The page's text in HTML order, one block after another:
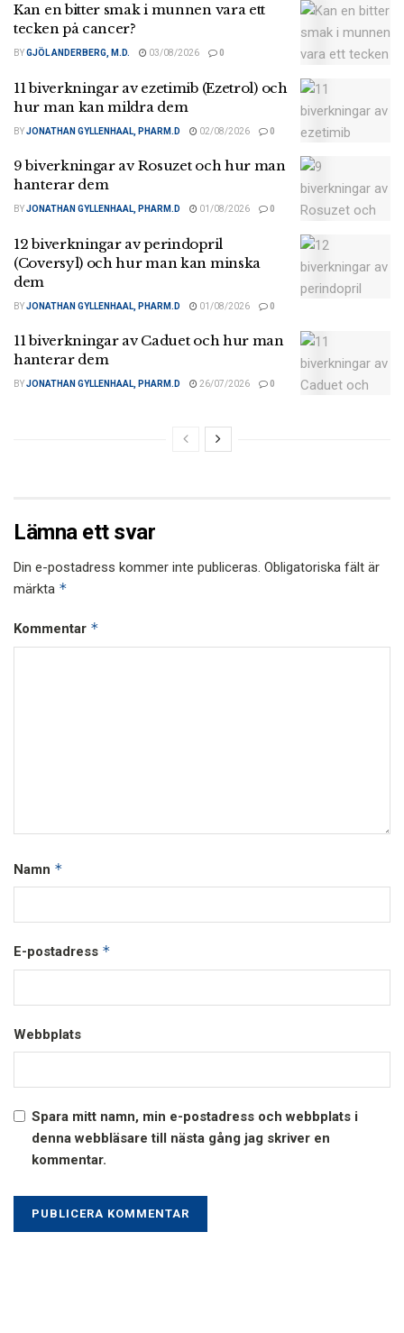
Kan en bitter smak i munnen vara ett
tecken på cancer?
BYGJÖL ANDERBERG, M.D. 03/08/2026 0
11 biverkningar av ezetimib (Ezetrol) och
hur man kan mildra dem
BYJONATHAN GYLLENHAAL, PHARM.D 02/08/2026 0
9 biverkningar av Rosuzet och hur man
hanterar dem
BYJONATHAN GYLLENHAAL, PHARM.D 01/08/2026 0
12 biverkningar av perindopril
(Coversyl) och hur man kan minska
dem
BYJONATHAN GYLLENHAAL, PHARM.D 01/08/2026 0
11 biverkningar av Caduet och hur man
hanterar dem
BYJONATHAN GYLLENHAAL, PHARM.D 26/07/2026 0
Lämna ett svar
Din e-postadress kommer inte publiceras. Obligatoriska fält är
märkta *
Kommentar *
Namn *
E-postadress *
Webbplats
Spara mitt namn, min e-postadress och webbplats i
denna webbläsare till nästa gång jag skriver en
kommentar.